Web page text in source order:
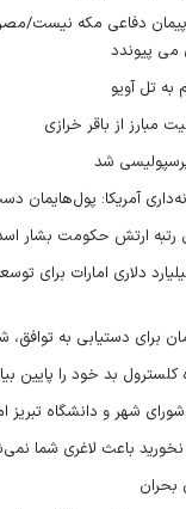
دفاعی مکه نیست/
می پیوندد
به تل آویو
مبارز از باقر خرازی
شد
آمریکا:
رتبه ارتش حکومت بشار
۱.۳ میلیارد دلاری امارات
برای دستیابی به
بد خود را پایین
شهر و دانشگاه تبریز
نخورید باعث لاغری شما
بحران